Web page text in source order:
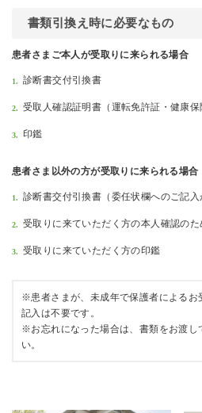
書類引換え時に必要なもの
患者さまご本人が受取りに来られる場合
診断書交付引換書
受取人確認証明書（運転免許証・健康保
印鑑
患者さま以外の方が受取りに来られる場合
診断書交付引換書（委任状欄へのご記入
受取りに来ていただく方の本人確認のた
受取りに来ていただく方の印鑑
※患者さまが、未成年で保護者によるお
記入は不要です。
※お忘れになった場合は、書類をお渡し
い。